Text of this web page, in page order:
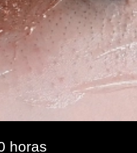
de electroestética,
tendencias en
horas